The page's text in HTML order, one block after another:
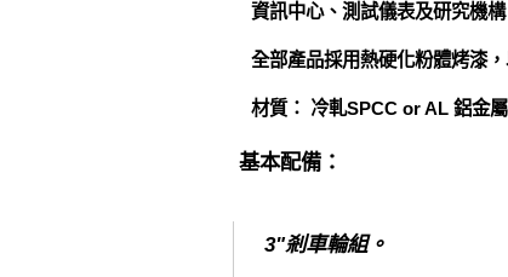
資訊中心、測試儀表及研究機
全部產品採用熱硬化粉體烤漆
材質： 冷軋SPCC or AL 鋁金屬
基本配備：
3"剎車輪組。